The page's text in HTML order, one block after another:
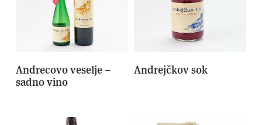
Andrecovo veselje –
sadno vino
Andrejčkov sok